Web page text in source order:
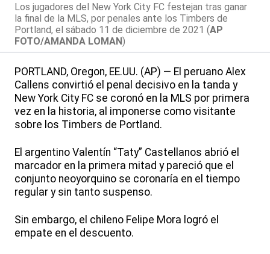
Los jugadores del New York City FC festejan tras ganar
la final de la MLS, por penales ante los Timbers de
Portland, el sábado 11 de diciembre de 2021 (AP
FOTO/AMANDA LOMAN)
PORTLAND, Oregon, EE.UU. (AP) — El peruano Alex
Callens convirtió el penal decisivo en la tanda y
New York City FC se coronó en la MLS por primera
vez en la historia, al imponerse como visitante
sobre los Timbers de Portland.
El argentino Valentín “Taty” Castellanos abrió el
marcador en la primera mitad y pareció que el
conjunto neoyorquino se coronaría en el tiempo
regular y sin tanto suspenso.
Sin embargo, el chileno Felipe Mora logró el
empate en el descuento.